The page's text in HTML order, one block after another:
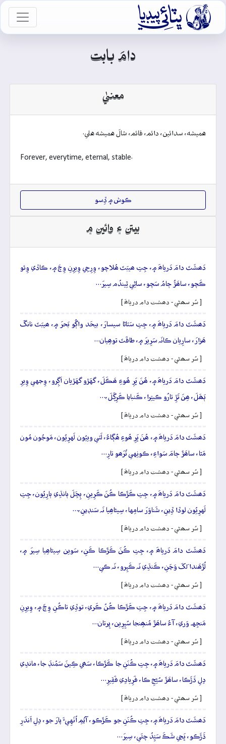

دامَ بابت
معنيٰ
هميشه، سدائين، دائم، قائم، شالَ هميشه هلي.
Forever, everytime, eternal, stable.
ڪوش ۾ ڏِسو
بيتن ۽ وائين ۾
دَھشَتَ دامَ دَرياھَ ۾، جِتِ ھيبَتَ ھُلاچو، وِرِڄِي وِيرِنِ وِچَ ۾، ڪاڏي وِئو
ڪَچو، ساھَڙُ ڄامُ سَچو، ساڻِي ٿِيندُم سِيرَ…
[ سُر سھڻي - دھشت دام درياھَ ]
دَھشَتَ دامَ دَرياھَ ۾، جِتِ سَٽاڻا سيسارَ، بيحَد واڳُو بَحرَ ۾، ھيبَتَ نانگَ
ھَزارَ، سارِيان ڪانَہ سَرِيرَ ۾، طاقَتَ توھِيان…
[ سُر سھڻي - دھشت دام درياھَ ]
دَھشَتَ دامَ دَرياھَ ۾، ھُنَ ڀَرِ ھُوءِ ھَڪَلَ، گهَڙو گهَڙيان اَڳِرو، وِجهي وِيرِ
ٻَھَلَ، ھِنَ تَڙِ تارُو ڪيتِرا، ڪَنبايا ڪَرِڳَلَ،…
[ سُر سھڻي - دھشت دام درياھَ ]
دَھشَتَ دامَ دَرياھَ ۾، ھُنَ ڀَرِ ھُوءِ ھُڳاءُ، لَٽي وييُون لَهرِيُون، مَوجُون مُون
مَٿا، ساھَڙَ ڄامَ سَواءِ، ڪونِهي تُرَھو تارِ…
[ سُر سھڻي - دھشت دام درياھَ ]
دَھشَتَ دامَ دَرياھَ ۾، جِتِ ڪَڙَڪا ڪُنَ ڪَرِينِ، ٻِڇَلَ ٻانڌِي ٻارِيُون، جِتِ
لَهرِيُون لوڏا ڏِينِ، شَناوَرَ سامِها، سِيڻاھِيا نَہ سَنڊينِ،…
[ سُر سھڻي - دھشت دام درياھَ ]
دَھشَتَ دامَ دَرياھَ ۾، جِتِ ڪُنَ ڪَڙَڪا ڪَنِ، سَوين سِيڻاھِيا سِيرَ ۾،
لُڙَھَندا لَکَ وَڃَنِ، ڪَنڌِي نَہ ڪَپِرو، نَہ ڪي…
[ سُر سھڻي - دھشت دام درياھَ ]
دَھشَتَ دامَ دَرياھَ ۾، جِتِ ڪَڙَڪا ڪُنُ ڪَري، توڏِي تاڪُنِ وِچَ ۾، وِيرِنِ
مَنجِهہ وَري، آءُ ساھَڙَ مُنھِنجا سُپِرِين، پِرتان…
[ سُر سھڻي - دھشت دام درياھَ ]
دَھشَتَ دامَ دَرياھَ ۾، جِتِ ڪُنَنِ جا ڪَڙَڪا، سَھي ڪِينَ سَمُنڊَ جا، ماندِي
دِلِ ڌَڙَڪا، ساھَڙَ سُڻِجِ ڪا، فَرِيادِي فَقِيرِ…
[ سُر سھڻي - دھشت دام درياھَ ]
دَھشَتَ دامَ دَرياھَ ۾، جِتِ ڪُنَنِ جو ڪَڙَڪو، آيُمِ اُنَهِيءَ پارَ جو، دِلِ اَندَرِ
ڌَڙَڪو، ڀَڃي شَڪَ سَيِّدُ چئَي، سِيرَ…